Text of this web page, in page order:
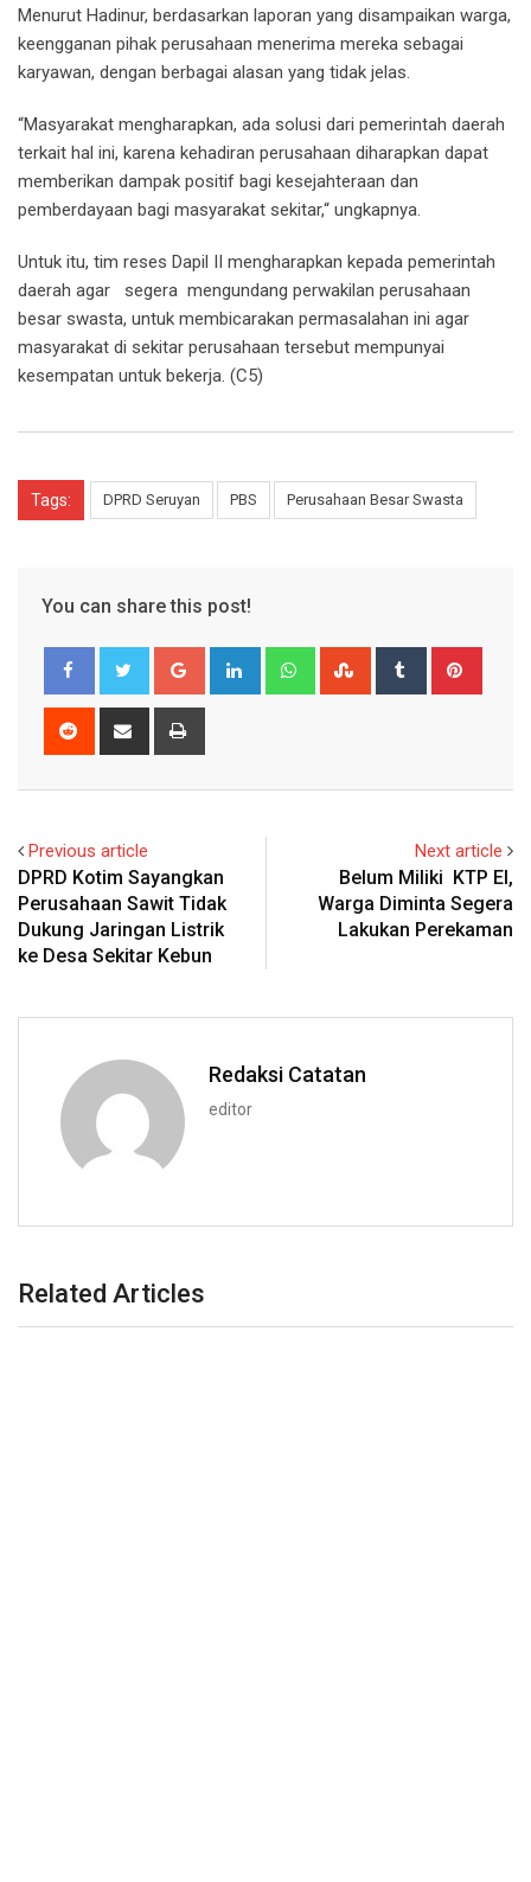
Menurut Hadinur, berdasarkan laporan yang disampaikan warga,
keengganan pihak perusahaan menerima mereka sebagai
karyawan, dengan berbagai alasan yang tidak jelas.
“Masyarakat mengharapkan, ada solusi dari pemerintah daerah
terkait hal ini, karena kehadiran perusahaan diharapkan dapat
memberikan dampak positif bagi kesejahteraan dan
pemberdayaan bagi masyarakat sekitar,“ ungkapnya.
Untuk itu, tim reses Dapil II mengharapkan kepada pemerintah
daerah agar segera mengundang perwakilan perusahaan
besar swasta, untuk membicarakan permasalahan ini agar
masyarakat di sekitar perusahaan tersebut mempunyai
kesempatan untuk bekerja. (C5)
Tags: DPRD Seruyan PBS Perusahaan Besar Swasta
You can share this post!
Google+ LinkedIn WhatsappStumbleUpon
Tumblr
Reddit
Share
Previous article
DPRD Kotim Sayangkan
Perusahaan Sawit Tidak
Dukung Jaringan Listrik
ke Desa Sekitar Kebun
Next article
Belum Miliki KTP El,
Warga Diminta Segera
Lakukan Perekaman
Redaksi Catatan
editor
Related Articles